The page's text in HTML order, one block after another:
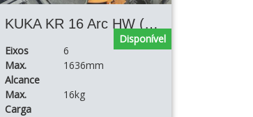
KUKA KR 16 Arc HW (pulso oco)
Eixos
6
Max.
Alcance
1636mm
Max.
Carga
16kg
Disponível